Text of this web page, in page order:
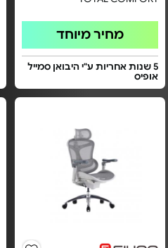
מחיר מיוחד
5 שנות אחריות ע"י היבואן סמייל
אופיס